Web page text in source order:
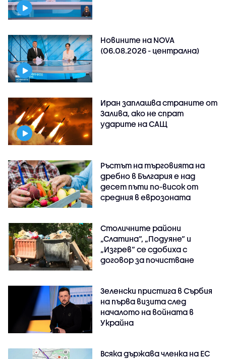
Новините на NOVA
(06.08.2026 - централна)
Иран заплашва страните от
Залива, ако не спрат
ударите на САЩ
Ръстът на търговията на
дребно в България е над
десет пъти по-висок от
средния в еврозоната
Столичните райони
„Слатина“, „Подуяне“ и
„Изгрев“ се сдобиха с
договор за почистване
Зеленски пристига в Сърбия
на първа визита след
началото на войната в
Украйна
Всяка държава членка на ЕС